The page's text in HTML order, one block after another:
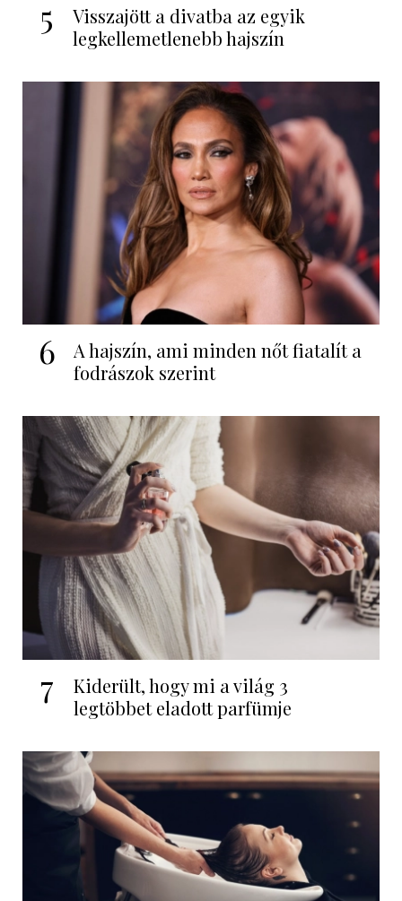
5
Visszajött a divatba az egyik
legkellemetlenebb hajszín
6
A hajszín, ami minden nőt fiatalít a
fodrászok szerint
7
Kiderült, hogy mi a világ 3
legtöbbet eladott parfümje